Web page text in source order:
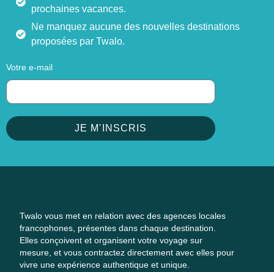
prochaines vacances.
Ne manquez aucune des nouvelles destinations
proposées par Twalo.
Votre e-mail
JE M'INSCRIS
Twalo vous met en relation avec des agences locales
francophones, présentes dans chaque destination.
Elles conçoivent et organisent votre voyage sur
mesure, et vous contractez directement avec elles pour
vivre une expérience authentique et unique.